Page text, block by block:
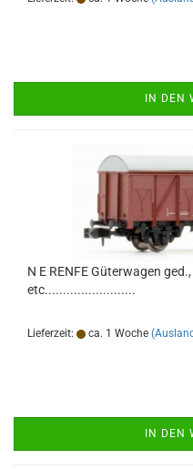
IN DEN
N E RENFE Güterwagen
etc.........................
Lieferzeit: ca. 1 Woche
IN DEN